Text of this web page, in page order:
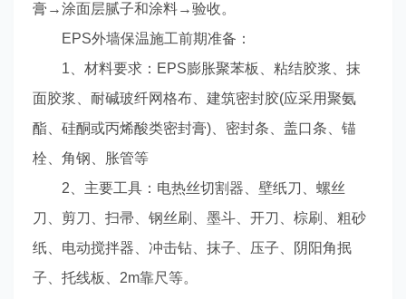
膏→涂面层腻子和涂料→验收。
EPS外墙保温施工前期准备：
1、材料要求：EPS膨胀聚苯板、粘结胶浆、抹
面胶浆、耐碱玻纤网格布、建筑密封胶(应采用聚氨
酯、硅酮或丙烯酸类密封膏)、密封条、盖口条、锚
栓、角钢、胀管等
2、主要工具：电热丝切割器、壁纸刀、螺丝
刀、剪刀、扫帚、钢丝刷、墨斗、开刀、棕刷、粗砂
纸、电动搅拌器、冲击钻、抹子、压子、阴阳角抿
子、托线板、2m靠尺等。